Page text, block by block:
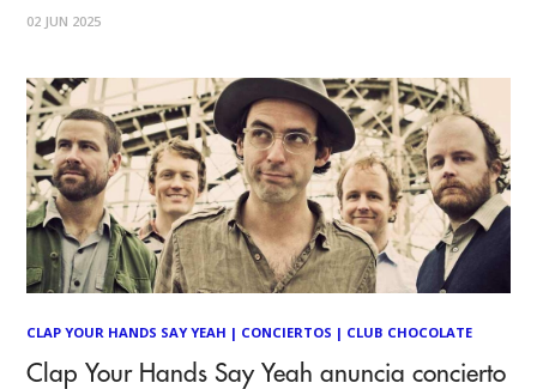
alrededor del mundo. Sin el respaldo de una gran
02 JUN 2025
CLAP YOUR HANDS SAY YEAH | CONCIERTOS | CLUB CHOCOLATE
Clap Your Hands Say Yeah anuncia concierto